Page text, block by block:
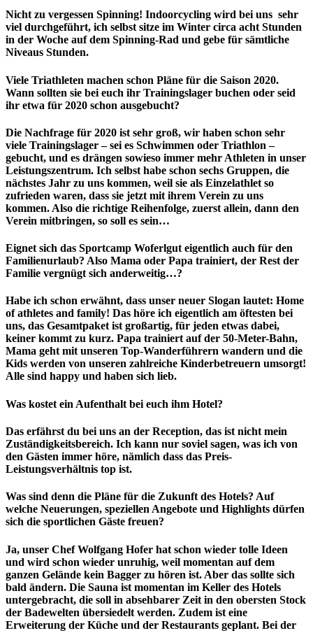
Nicht zu vergessen Spinning! Indoorcycling wird bei uns sehr
viel durchgeführt, ich selbst sitze im Winter circa acht Stunden
in der Woche auf dem Spinning-Rad und gebe für sämtliche
Niveaus Stunden.
Viele Triathleten machen schon Pläne für die Saison 2020.
Wann sollten sie bei euch ihr Trainingslager buchen oder seid
ihr etwa für 2020 schon ausgebucht?
Die Nachfrage für 2020 ist sehr groß, wir haben schon sehr
viele Trainingslager – sei es Schwimmen oder Triathlon –
gebucht, und es drängen sowieso immer mehr Athleten in unser
Leistungszentrum. Ich selbst habe schon sechs Gruppen, die
nächstes Jahr zu uns kommen, weil sie als Einzelathlet so
zufrieden waren, dass sie jetzt mit ihrem Verein zu uns
kommen. Also die richtige Reihenfolge, zuerst allein, dann den
Verein mitbringen, so soll es sein…
Eignet sich das Sportcamp Woferlgut eigentlich auch für den
Familienurlaub? Also Mama oder Papa trainiert, der Rest der
Familie vergnügt sich anderweitig…?
Habe ich schon erwähnt, dass unser neuer Slogan lautet: Home
of athletes and family! Das höre ich eigentlich am öftesten bei
uns, das Gesamtpaket ist großartig, für jeden etwas dabei,
keiner kommt zu kurz. Papa trainiert auf der 50-Meter-Bahn,
Mama geht mit unseren Top-Wanderführern wandern und die
Kids werden von unseren zahlreiche Kinderbetreuern umsorgt!
Alle sind happy und haben sich lieb.
Was kostet ein Aufenthalt bei euch ihm Hotel?
Das erfährst du bei uns an der Reception, das ist nicht mein
Zuständigkeitsbereich. Ich kann nur soviel sagen, was ich von
den Gästen immer höre, nämlich dass das Preis-
Leistungsverhältnis top ist.
Was sind denn die Pläne für die Zukunft des Hotels? Auf
welche Neuerungen, speziellen Angebote und Highlights dürfen
sich die sportlichen Gäste freuen?
Ja, unser Chef Wolfgang Hofer hat schon wieder tolle Ideen
und wird schon wieder unruhig, weil momentan auf dem
ganzen Gelände kein Bagger zu hören ist. Aber das sollte sich
bald ändern. Die Sauna ist momentan im Keller des Hotels
untergebracht, die soll in absehbarer Zeit in den obersten Stock
der Badewelten übersiedelt werden. Zudem ist eine
Erweiterung der Küche und der Restaurants geplant. Bei der